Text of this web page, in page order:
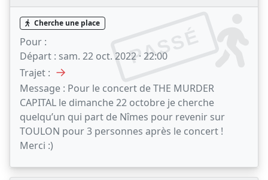
PASSÉ
Cherche une place
Pour :
Départ : sam. 22 oct. 2022 · 22:00
Trajet : →
Message : Pour le concert de THE MURDER
CAPITAL le dimanche 22 octobre je cherche
quelqu’un qui part de Nîmes pour revenir sur
TOULON pour 3 personnes après le concert !
Merci :)